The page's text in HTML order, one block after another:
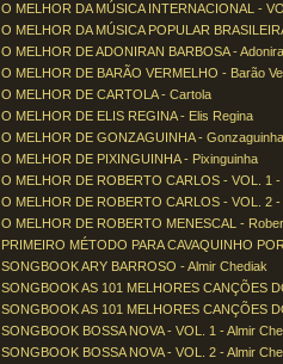
O MELHOR DA MÚSICA INTERNACIONAL -
O MELHOR DA MÚSICA POPULAR
O MELHOR DE ADONIRAN BARBOSA -
O MELHOR DE BARÃO VERMELHO - Barão
O MELHOR DE CARTOLA - Cartola
O MELHOR DE ELIS REGINA - Elis Regina
O MELHOR DE GONZAGUINHA - Gonzaguinha
O MELHOR DE PIXINGUINHA - Pixinguinha
O MELHOR DE ROBERTO CARLOS - VOL. 1
O MELHOR DE ROBERTO CARLOS - VOL. 2
O MELHOR DE ROBERTO MENESCAL -
PRIMEIRO MÉTODO PARA CAVAQUINHO
SONGBOOK ARY BARROSO - Almir Chediak
SONGBOOK AS 101 MELHORES CANÇÕES
SONGBOOK AS 101 MELHORES CANÇÕES
SONGBOOK BOSSA NOVA - VOL. 1 - Almir
SONGBOOK BOSSA NOVA - VOL. 2 - Almir